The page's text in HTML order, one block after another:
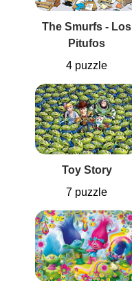
The Smurfs - Los
Pitufos
4 puzzle
Toy Story
7 puzzle